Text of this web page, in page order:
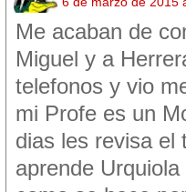
Me acaban de
Miguel y a
telefonos y vio
mi Profe es un
dias les revisa el
aprende